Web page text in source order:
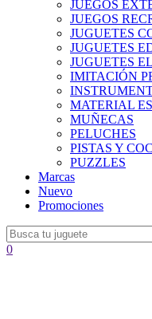
JUEGOS
JUEGOS
JUGUETES
JUGUETES
JUGUETES
IMITACIÓN
MATERIAL
MUÑECAS
PELUCHES
PISTAS Y
PUZZLES
Marcas
Nuevo
Promociones
0